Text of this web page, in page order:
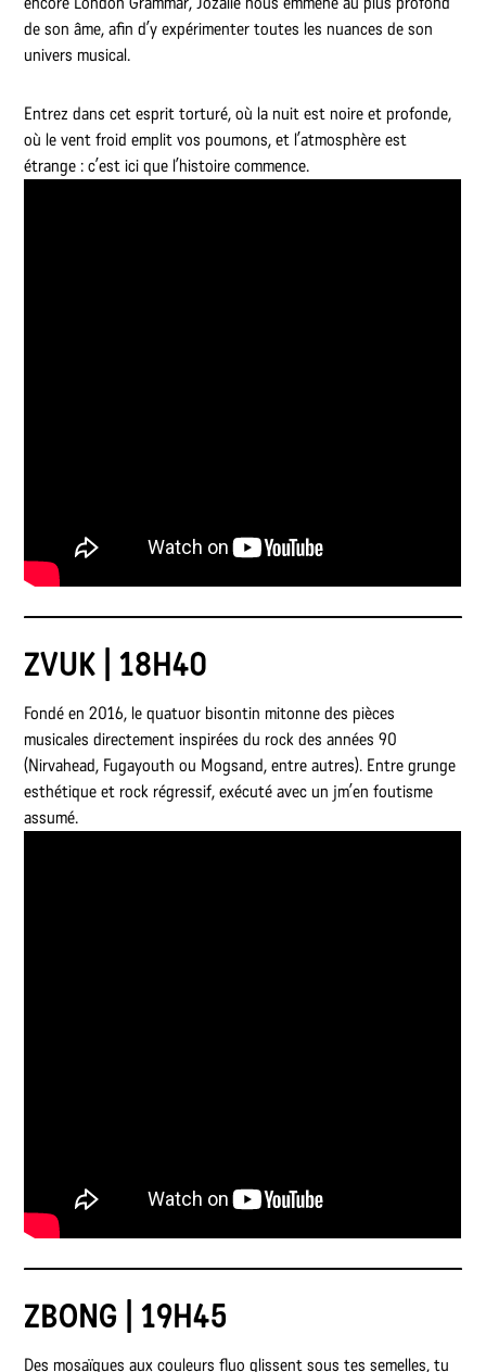
de son âme, afin d’y expérimenter toutes les nuances de son
univers musical.
Entrez dans cet esprit torturé, où la nuit est noire et profonde,
où le vent froid emplit vos poumons, et l’atmosphère est
étrange : c’est ici que l’histoire commence.
ZVUK | 18H40
Fondé en 2016, le quatuor bisontin mitonne des pièces
musicales directement inspirées du rock des années 90
(Nirvahead, Fugayouth ou Mogsand, entre autres). Entre grunge
esthétique et rock régressif, exécuté avec un jm’en foutisme
assumé.
ZBONG | 19H45
Des mosaïques aux couleurs fluo glissent sous tes semelles, tu